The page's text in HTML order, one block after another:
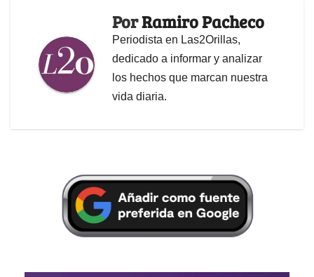
PorRamiro Pacheco
Periodista en Las2Orillas,
dedicado a informar y analizar
los hechos que marcan nuestra
vida diaria.